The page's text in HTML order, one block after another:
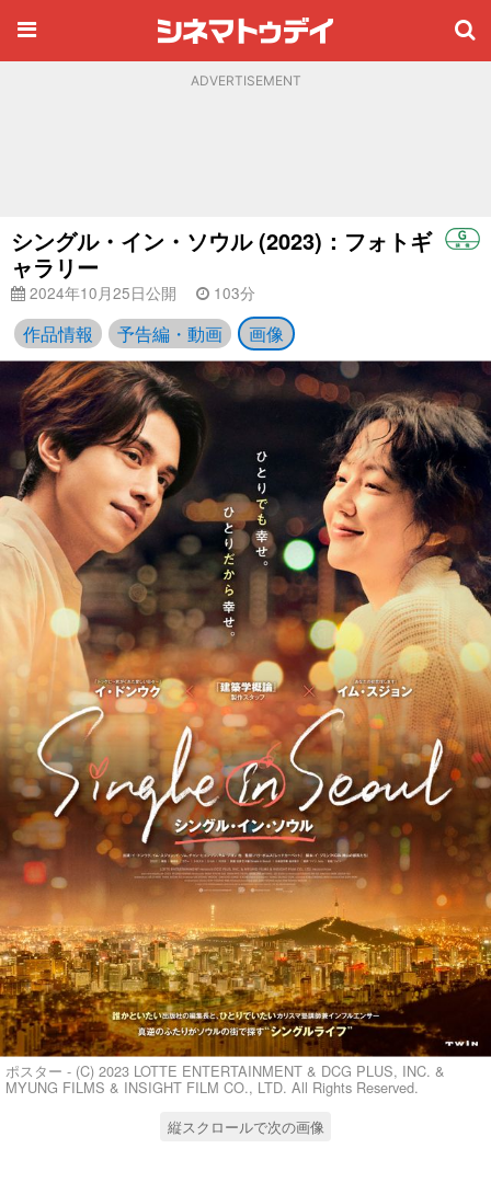
ADVERTISEMENT
シングル・イン・ソウル (2023)：フォトギ
ャラリー
2024年10月25日公開 103分
作品情報 予告編・動画 画像
ポスター - (C) 2023 LOTTE ENTERTAINMENT & DCG PLUS, INC. &
MYUNG FILMS & INSIGHT FILM CO., LTD. All Rights Reserved.
縦スクロールで次の画像